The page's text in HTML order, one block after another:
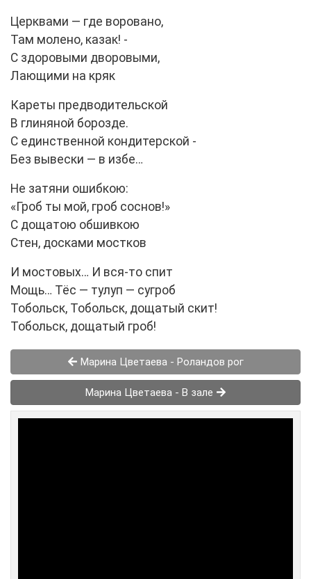
Церквами — где воровано,
Там молено, казак! -
С здоровыми дворовыми,
Лающими на кряк
Кареты предводительской
В глиняной борозде.
С единственной кондитерской -
Без вывески — в избе…
Не затяни ошибкою:
«Гроб ты мой, гроб соснов!»
С дощатою обшивкою
Стен, досками мостков
И мостовых… И вся-то спит
Мощь… Тёс — тулуп — сугроб
Тобольск, Тобольск, дощатый скит!
Тобольск, дощатый гроб!
Марина Цветаева - Роландов рог
Марина Цветаева - В зале